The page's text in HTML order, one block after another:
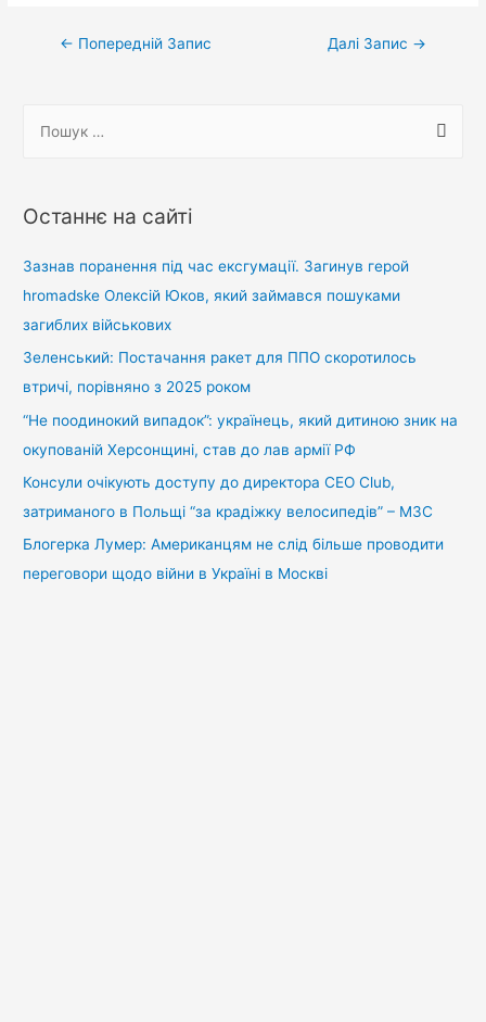
Навігація
← Попередній Запис Далі Запис →
у
:
Останнє на сайті
Зазнав поранення під час ексгумації. Загинув герой
hromadske Олексій Юков, який займався пошуками
загиблих військових
Зеленський: Постачання ракет для ППО скоротилось
втричі, порівняно з 2025 роком
“Не поодинокий випадок”: українець, який дитиною зник на
окупованій Херсонщині, став до лав армії РФ
Консули очікують доступу до директора CEO Club,
затриманого в Польщі “за крадіжку велосипедів” – МЗС
Блогерка Лумер: Американцям не слід більше проводити
переговори щодо війни в Україні в Москві